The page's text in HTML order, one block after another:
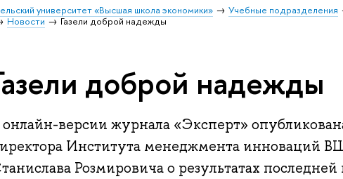
университет «Высшая школа экономики» Учебные подразделения
Новости Газели доброй надежды
доброй надежды
онлайн-версии журнала «Эксперт»
Института менеджмента
Розмировича о результатах